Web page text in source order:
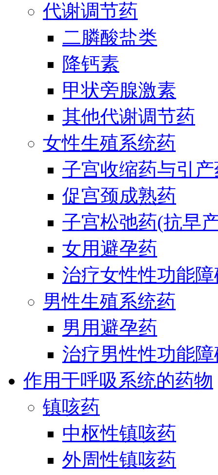
代谢调节药
二膦酸盐类
降钙素
甲状旁腺激素
其他代谢调节药
女性生殖系统药
子宫收缩药与引
促宫颈成熟药
子宫松弛药(抗早
女用避孕药
治疗女性性功能
男性生殖系统药
男用避孕药
治疗男性性功能
作用于呼吸系统的药物
镇咳药
中枢性镇咳药
外周性镇咳药